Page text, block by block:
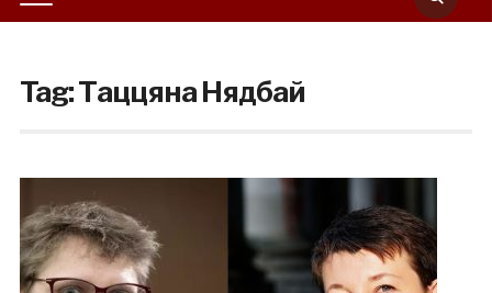
Tag:Таццяна Нядбай